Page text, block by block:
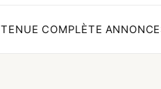
TENUE COMPLÈTE